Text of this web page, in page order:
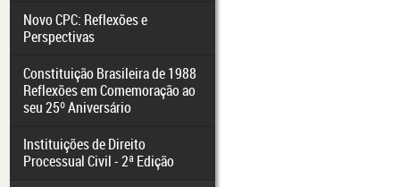
Novo CPC: Reflexões e
Perspectivas
Constituição Brasileira de 1988
Reflexões em Comemoração ao
seu 25º Aniversário
Instituições de Direito
Processual Civil - 2ª Edição